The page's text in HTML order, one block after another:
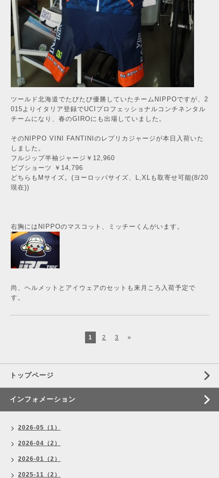
ツールド北海道でたびたび優勝していたチームNIPPOですが、2
015よりイタリア登録でUCIプロフェッショナルコンチネンタル
チームになり、春のGIROにも出場していました。
そのNIPPO VINI FANTINIのレプリカジャージが本日入荷いた
しました。
フルジップ半袖ジャージ￥12,960
ビブショーツ ￥14,796
どちらもMサイズ。(ヨーロッパサイズ、L,XLも取寄せ可能(8/20
現在))
右胸にはNIPPOのマスコット、ミッチーくんがいます。
尚、ヘルメットとアイウェアのセットも来月ころ入荷予定で
す。
1 2 3 »
トップページ
インフォメーション
2026-05（1）
2026-04（2）
2026-01（2）
2025-11（2）